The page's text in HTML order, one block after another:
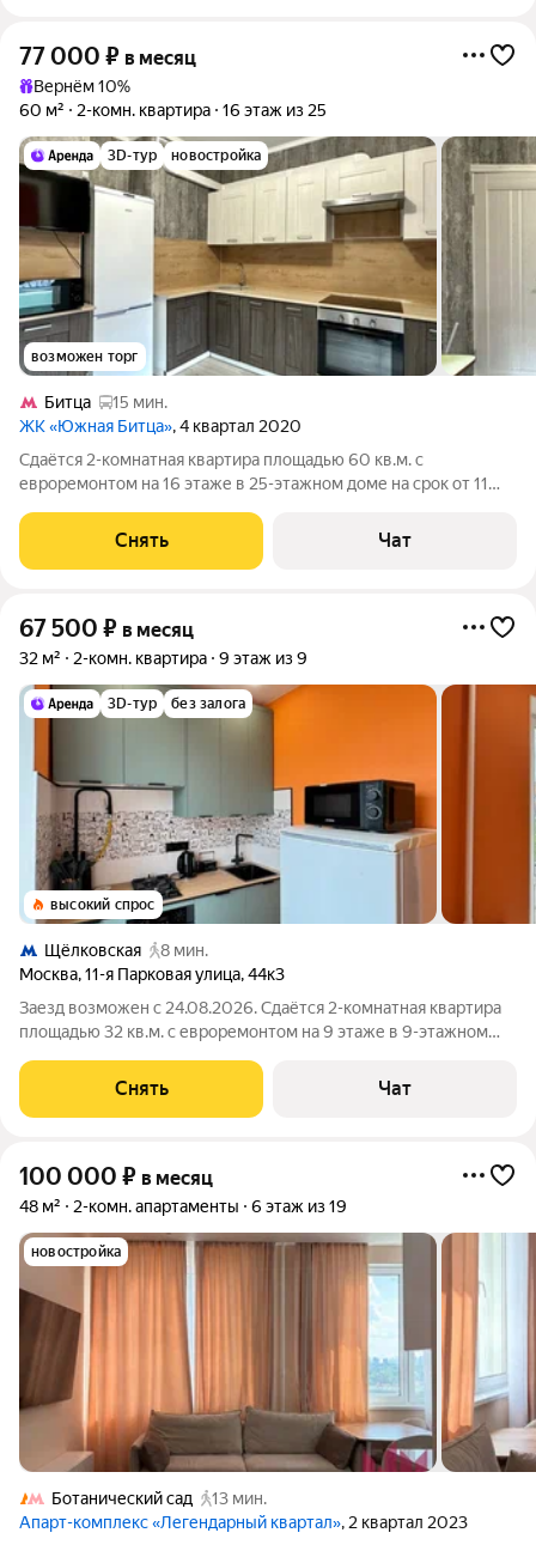
77 000 ₽ в месяц
Вернём 10%
60 м²
2-комн. квартира 16 этаж из 25
3D-тур новостройка
возможен торг
Битца
15 мин.
ЖК «Южная Битца», 4 квартал 2020
Сдаётся 2-комнатная квартира площадью 60 кв.м. с
евроремонтом на 16 этаже в 25-этажном доме на срок от 11
Стиральная машина Холодильник Микроволновка Дом -
панельный, окна выходят во двор. В
Снять Чат
67 500 ₽ в месяц
32 м² 2-комн. квартира 9 этаж из 9
3D-тур без залога
высокий спрос
Щёлковская
8 мин.
Москва,11-я Парковая улица,44к3
Заезд возможен с 24.08.2026. Сдаётся 2-комнатная квартира
площадью 32 кв.м. с евроремонтом на 9 этаже в 9-этажном
Духовой шкаф Стиральная машина Холодильник
Посудомоечная машина
Снять Чат
100 000 ₽ в месяц
48 м² 2-комн. апартаменты 6 этаж из 19
новостройка
Ботанический сад
13 мин.
Апарт-комплекс «Легендарный квартал», 2 квартал 2023